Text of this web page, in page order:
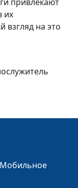
#508
#506
их
взгляд на это
Мобильное